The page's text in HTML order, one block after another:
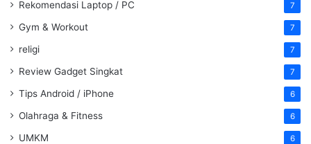
Rekomendasi Laptop / PC 7
Gym & Workout 7
religi 7
Review Gadget Singkat 7
Tips Android / iPhone 6
Olahraga & Fitness 6
UMKM 6